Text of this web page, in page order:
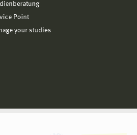
Point
your studies